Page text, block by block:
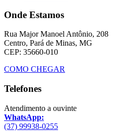
Onde Estamos
Rua Major Manoel Antônio, 208
Centro, Pará de Minas, MG
CEP: 35660-010
COMO CHEGAR
Telefones
Atendimento a ouvinte
WhatsApp:
(37) 99938-0255